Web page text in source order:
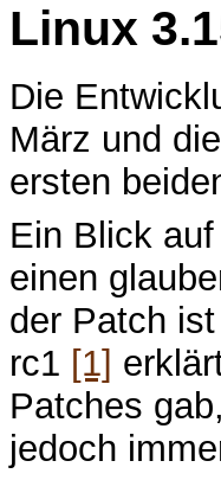
Linux
Die
März und
ersten
Ein Blick
einen
der Patch
rc1 [1]
Patches
jedoch